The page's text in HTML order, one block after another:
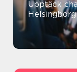
Upptäck
Helsingborg